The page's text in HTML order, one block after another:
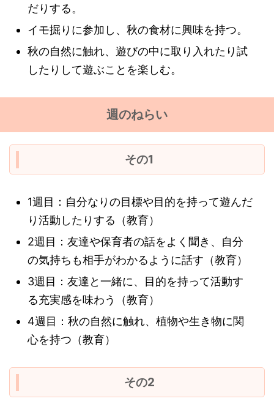
だりする。
イモ掘りに参加し、秋の食材に興味を持つ。
秋の自然に触れ、遊びの中に取り入れたり試
したりして遊ぶことを楽しむ。
週のねらい
その1
1週目：自分なりの目標や目的を持って遊んだ
り活動したりする（教育）
2週目：友達や保育者の話をよく聞き、自分
の気持ちも相手がわかるように話す（教育）
3週目：友達と一緒に、目的を持って活動す
る充実感を味わう（教育）
4週目：秋の自然に触れ、植物や生き物に関
心を持つ（教育）
その2